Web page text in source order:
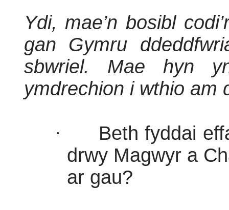
Ydi, mae’n bosibl
gan Gymru
sbwriel. Mae hyn
ymdrechion i wthio am
·
Beth fyddai
drwy Magwyr a
ar gau?